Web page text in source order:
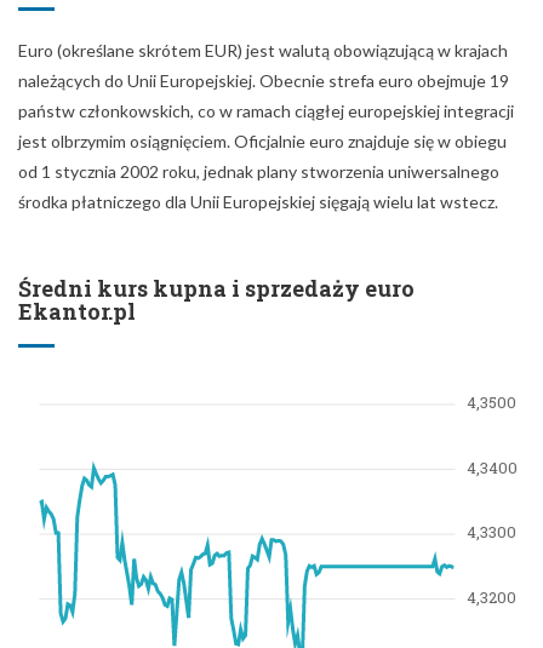
Euro (określane skrótem EUR) jest walutą obowiązującą w krajach
należących do Unii Europejskiej. Obecnie strefa euro obejmuje 19
państw członkowskich, co w ramach ciągłej europejskiej integracji
jest olbrzymim osiągnięciem. Oficjalnie euro znajduje się w obiegu
od 1 stycznia 2002 roku, jednak plany stworzenia uniwersalnego
środka płatniczego dla Unii Europejskiej sięgają wielu lat wstecz.
Średni kurs kupna i sprzedaży euro
Ekantor.pl